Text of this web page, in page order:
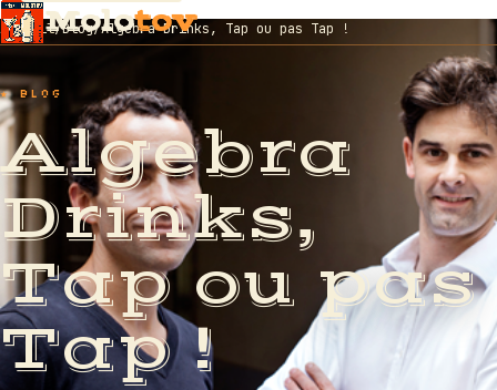
Molotov
Accueil/Blog/Algebra Drinks, Tap ou pas Tap !
★ BLOG
Algebra
Drinks,
Tap ou pas
Tap !